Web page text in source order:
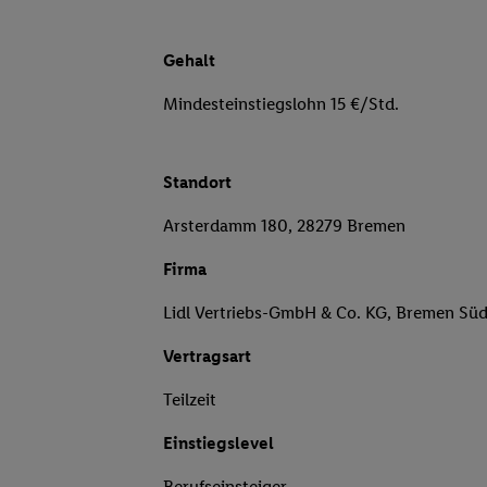
Gehalt
Mindesteinstiegslohn 15 €/Std.
Standort
Arsterdamm 180, 28279 Bremen
Firma
Lidl Vertriebs-GmbH & Co. KG, Bremen Süd
Vertragsart
Teilzeit
Einstiegslevel